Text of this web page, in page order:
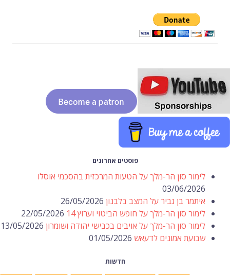
פוסטים אחרונים
לימור סון הר-מלך על הטעות המרכזית בהסכמי אוסלו
03/06/2026
איתמר בן גביר על המצב בלבנון 26/05/2026
לימור סון הר-מלך על חופש הביטוי וערוץ 14
22/05/2026
לימור סון הר-מלך על אויבים בכבישי יהודה ושומרון 13/05/2026
שבועת אמונים לדעאש 01/05/2026
חדשות